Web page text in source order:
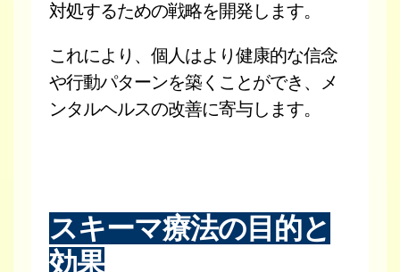
対処するための戦略を開発します。
これにより、個人はより健康的な信念
や行動パターンを築くことができ、メ
ンタルヘルスの改善に寄与します。
スキーマ療法の目的と
効果